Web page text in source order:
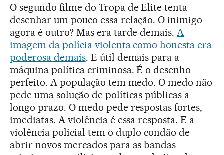
O segundo filme do Tropa de Elite tenta
desenhar um pouco essa relação. O inimigo
agora é outro? Mas era tarde demais. A
imagem da polícia violenta como honesta era
poderosa demais. E útil demais para a
máquina política criminosa. É o desenho
perfeito. A população tem medo. O medo não
pede uma solução de políticas públicas a
longo prazo. O medo pede respostas fortes,
imediatas. A violência é essa resposta. E a
violência policial tem o duplo condão de
abrir novos mercados para as bandas